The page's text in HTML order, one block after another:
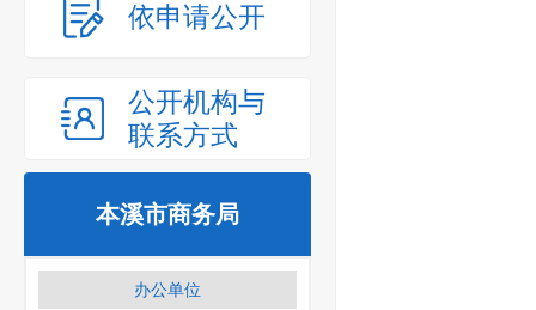
依申请公开
公开机构与
联系方式
本溪市商务局
办公单位